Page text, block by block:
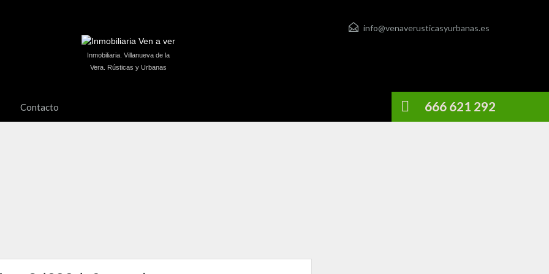
info@venaverusticasyurbanas.es
Inmobiliaria. Villanueva de la
Vera. Rústicas y Urbanas
Contacto 666 621 292